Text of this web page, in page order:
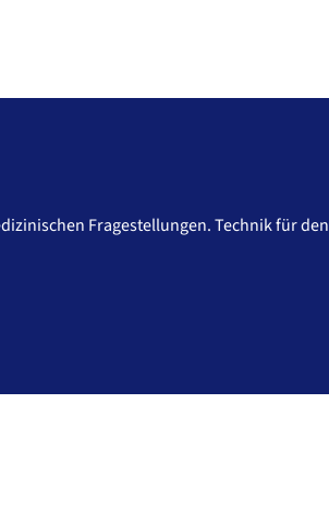
Fragestellungen. Technik für den